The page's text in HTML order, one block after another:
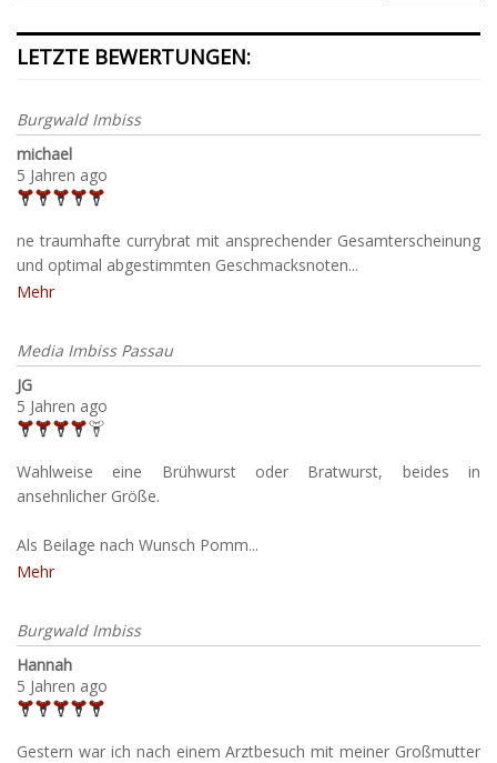
LETZTE BEWERTUNGEN:
Burgwald Imbiss
michael
5 Jahren ago
ne traumhafte currybrat mit ansprechender Gesamterscheinung
und optimal abgestimmten Geschmacksnoten...
Mehr
Media Imbiss Passau
JG
5 Jahren ago
Wahlweise eine Brühwurst oder Bratwurst, beides in
ansehnlicher Größe.
Als Beilage nach Wunsch Pomm...
Mehr
Burgwald Imbiss
Hannah
5 Jahren ago
Gestern war ich nach einem Arztbesuch mit meiner Großmutter